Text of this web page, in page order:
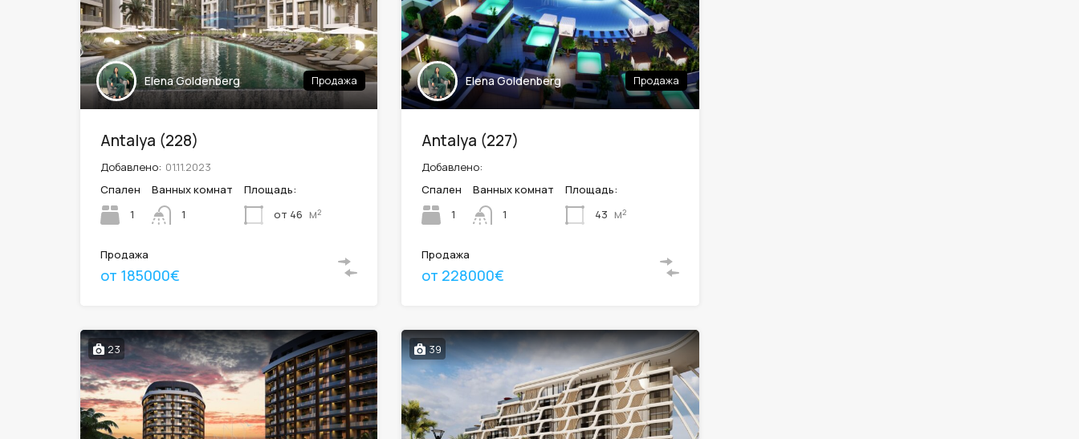
Elena Goldenberg Продажа
Antalya (228)
Добавлено: 01.11.2023
Спален
1
Ванных комнат
1
Площадь:
от 46 м²
Продажа
от 185000€
Elena Goldenberg Продажа
Antalya (227)
Добавлено:
Спален
1
Ванных комнат
1
Площадь:
43 м²
Продажа
от 228000€
23 39